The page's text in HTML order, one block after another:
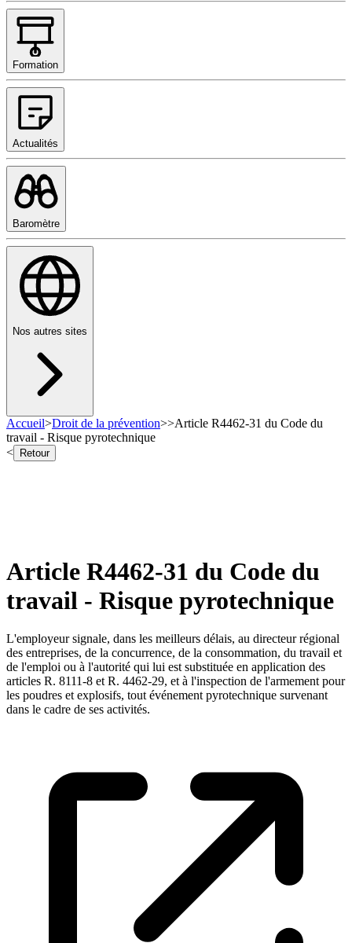
Formation
Actualités
Baromètre
Nos autres sites
Accueil>Droit de la prévention>>Article R4462-31 du Code du
travail - Risque pyrotechnique
<
Retour
Article R4462-31 du Code du
travail - Risque pyrotechnique
L'employeur signale, dans les meilleurs délais, au directeur régional
des entreprises, de la concurrence, de la consommation, du travail et
de l'emploi ou à l'autorité qui lui est substituée en application des
articles R. 8111-8 et R. 4462-29, et à l'inspection de l'armement pour
les poudres et explosifs, tout événement pyrotechnique survenant
dans le cadre de ses activités.